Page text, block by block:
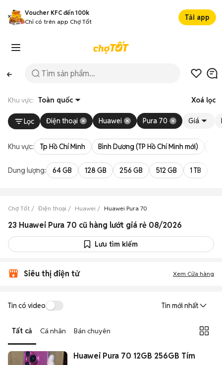
Voucher KFC đến 100k
Chỉ có trên app Chợ Tốt
Tải app
Khu vực: Toàn quốc Xoá lọc
Lọc Điện thoại Huawei Pura 70 Giá
Khu vực: Tp Hồ Chí Minh Bình Dương (TP Hồ Chí Minh mới)
Dung lượng: 64 GB 128 GB 256 GB 512 GB 1 TB
Chợ Tốt Điện thoại Huawei Huawei Pura 70
23 Huawei Pura 70 cũ hàng lướt giá rẻ 08/2026
Lưu tìm kiếm
Siêu thị điện tử Xem Cửa hàng
Tin có video Tin mới nhất
Tất cả Cá nhân Bán chuyên
Huawei Pura 70 12GB 256GB Tím